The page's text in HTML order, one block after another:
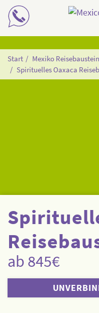
Mexiko
Mexiko
Start
Mexiko
Spirituelles Oaxaca
ab 845€